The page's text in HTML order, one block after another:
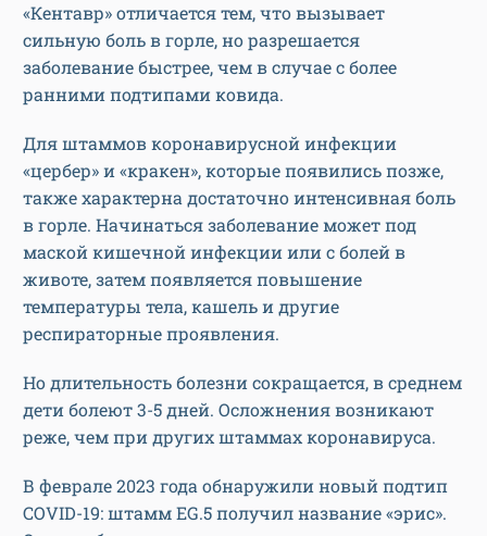
«Кентавр» отличается тем, что вызывает
сильную боль в горле, но разрешается
заболевание быстрее, чем в случае с более
ранними подтипами ковида.
Для штаммов коронавирусной инфекции
«цербер» и «кракен», которые появились позже,
также характерна достаточно интенсивная боль
в горле. Начинаться заболевание может под
маской кишечной инфекции или с болей в
животе, затем появляется повышение
температуры тела, кашель и другие
респираторные проявления.
Но длительность болезни сокращается, в среднем
дети болеют 3-5 дней. Осложнения возникают
реже, чем при других штаммах коронавируса.
В феврале 2023 года обнаружили новый подтип
COVID-19: штамм EG.5 получил название «эрис».